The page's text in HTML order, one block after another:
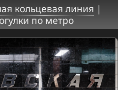
кольцевая линия |
по метро